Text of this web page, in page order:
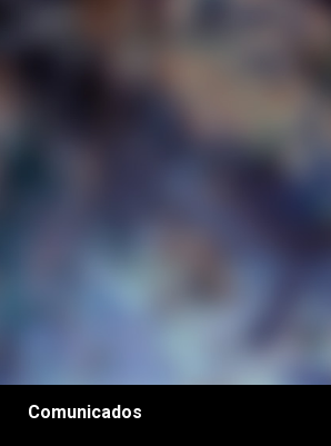
Comunicados